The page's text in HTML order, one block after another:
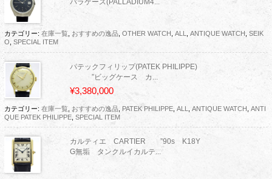
パラケース(PALLADIUM4...
カテゴリー: 在庫一覧, おすすめの逸品, OTHER WATCH ALL ANTIQUE WATCH, SEIK
O SPECIAL ITEM
パテックフィリップ(PATEK PHILIPPE)
”ビッグケース カ...
¥3,380,000
カテゴリー: 在庫一覧, おすすめの逸品, PATEK PHILIPPE, ALL ANTIQUE WATCH ANTI
QUE PATEK PHILIPPE, SPECIAL ITEM
カルティエ CARTIER ”90s K18Y
G無垢 タンクルイカルテ...